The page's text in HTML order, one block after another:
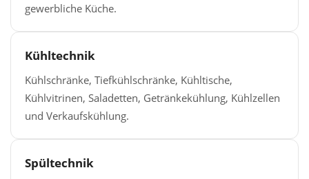
gewerbliche Küche.
Kühltechnik
Kühlschränke, Tiefkühlschränke, Kühltische,
Kühlvitrinen, Saladetten, Getränkekühlung, Kühlzellen
und Verkaufskühlung.
Spültechnik